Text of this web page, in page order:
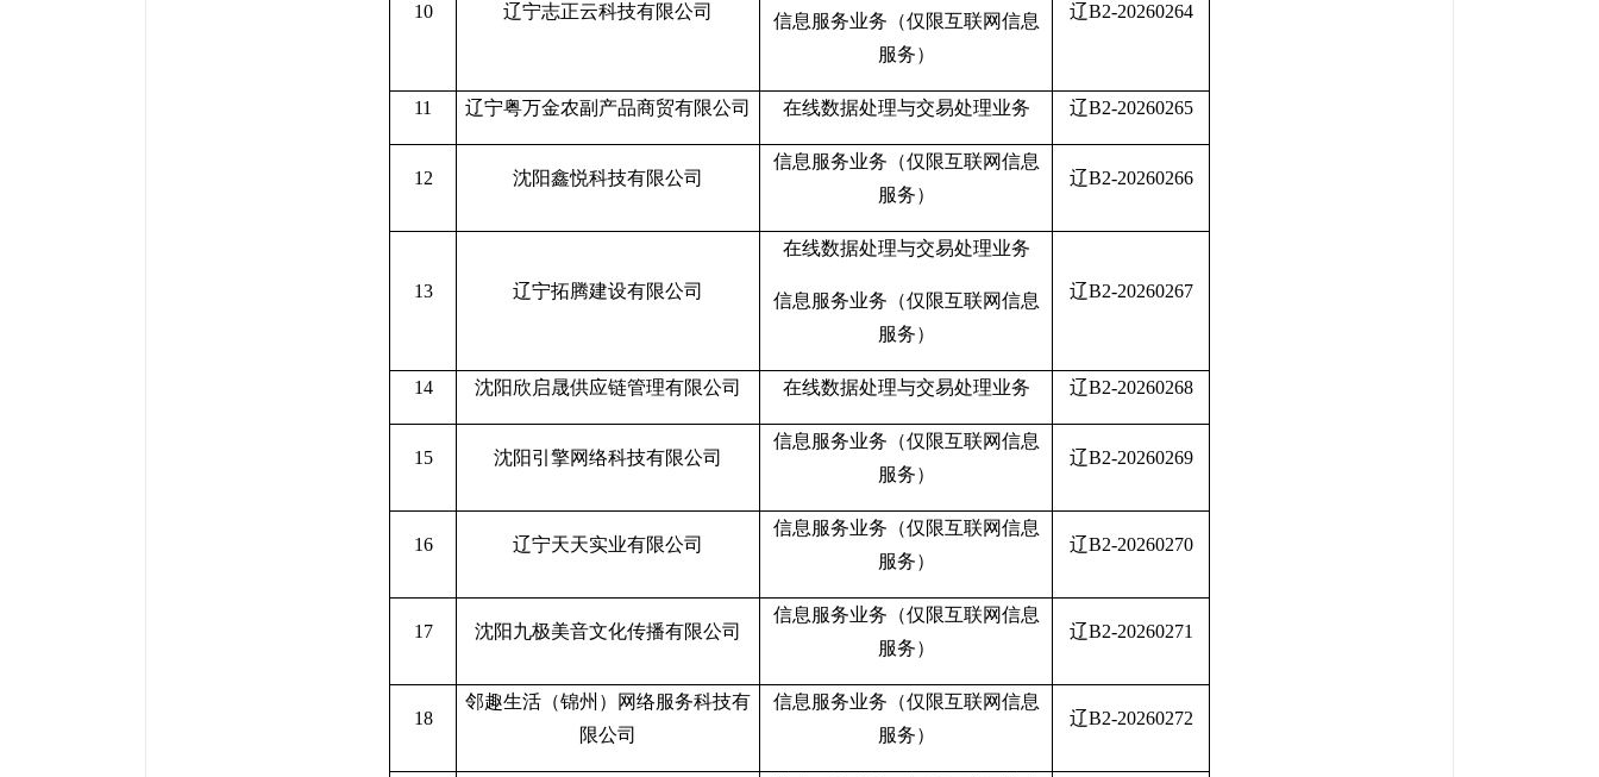
10 辽宁志正云科技有限公司
信息服务业务（仅限互联网信息
服务）
辽B2-20260264
11 辽宁粤万金农副产品商贸有限公司 在线数据处理与交易处理业务 辽B2-20260265
12 沈阳鑫悦科技有限公司
信息服务业务（仅限互联网信息
服务）
辽B2-20260266
13 辽宁拓腾建设有限公司
在线数据处理与交易处理业务
信息服务业务（仅限互联网信息
服务）
辽B2-20260267
14 沈阳欣启晟供应链管理有限公司 在线数据处理与交易处理业务 辽B2-20260268
15 沈阳引擎网络科技有限公司
信息服务业务（仅限互联网信息
服务）
辽B2-20260269
16 辽宁天天实业有限公司
信息服务业务（仅限互联网信息
服务）
辽B2-20260270
17 沈阳九极美音文化传播有限公司
信息服务业务（仅限互联网信息
服务）
辽B2-20260271
18
邻趣生活（锦州）网络服务科技有
限公司
信息服务业务（仅限互联网信息
服务）
辽B2-20260272